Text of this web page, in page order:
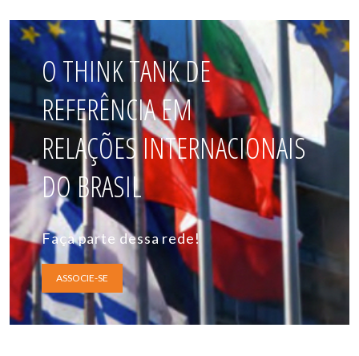
O THINK TANK DE
REFERÊNCIA EM
RELAÇÕES INTERNACIONAIS
DO BRASIL
Faça parte dessa rede!
ASSOCIE-SE